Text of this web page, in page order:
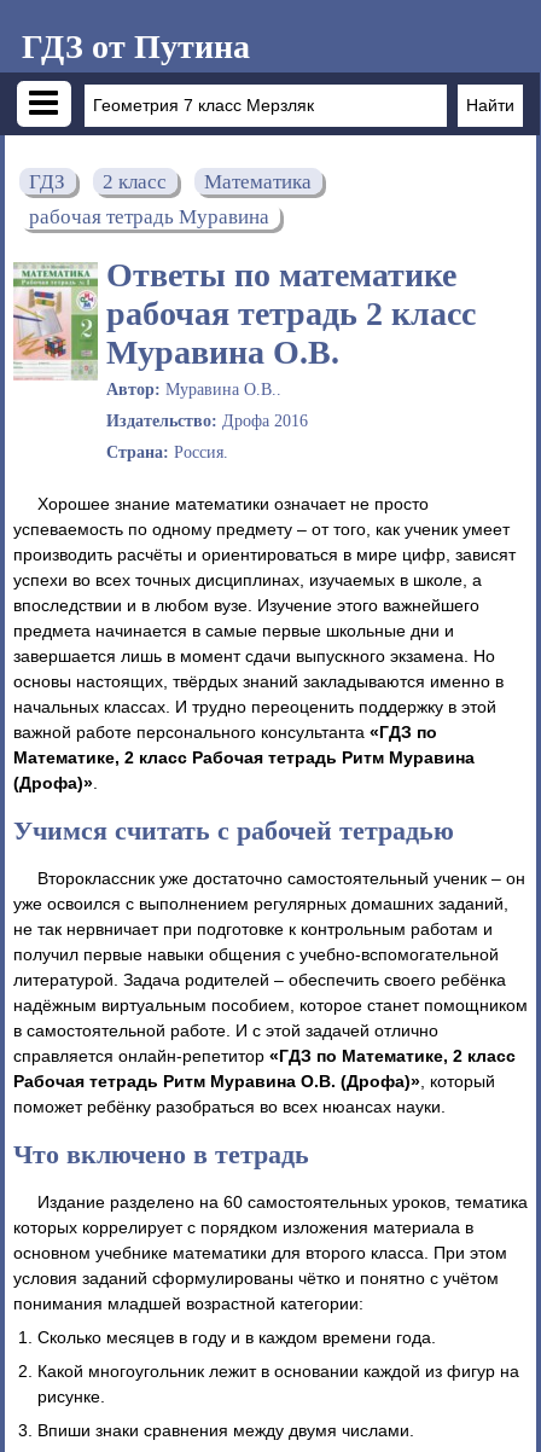
ГДЗ от Путина
ГДЗ 2 класс
Математика
рабочая тетрадь Муравина
Ответы по математике
рабочая тетрадь 2 класс
Муравина О.В.
Автор: Муравина О.В..
Издательство: Дрофа 2016
Страна: Россия.
Хорошее знание математики означает не просто
успеваемость по одному предмету – от того, как ученик умеет
производить расчёты и ориентироваться в мире цифр, зависят
успехи во всех точных дисциплинах, изучаемых в школе, а
впоследствии и в любом вузе. Изучение этого важнейшего
предмета начинается в самые первые школьные дни и
завершается лишь в момент сдачи выпускного экзамена. Но
основы настоящих, твёрдых знаний закладываются именно в
начальных классах. И трудно переоценить поддержку в этой
важной работе персонального консультанта «ГДЗ по
Математике, 2 класс Рабочая тетрадь Ритм Муравина
(Дрофа)»
Учимся считать с рабочей тетрадью
Второклассник уже достаточно самостоятельный ученик – он
уже освоился с выполнением регулярных домашних заданий,
не так нервничает при подготовке к контрольным работам и
получил первые навыки общения с учебно-вспомогательной
литературой. Задача родителей – обеспечить своего ребёнка
надёжным виртуальным пособием, которое станет помощником
в самостоятельной работе. И с этой задачей отлично
справляется онлайн-репетитор «ГДЗ по Математике, 2 класс
Рабочая тетрадь Ритм Муравина О.В. (Дрофа)» , который
поможет ребёнку разобраться во всех нюансах науки.
Что включено в тетрадь
Издание разделено на 60 самостоятельных уроков, тематика
которых коррелирует с порядком изложения материала в
основном учебнике математики для второго класса. При этом
условия заданий сформулированы чётко и понятно с учётом
понимания младшей возрастной категории:
Сколько месяцев в году и в каждом времени года.
Какой многоугольник лежит в основании каждой из фигур на
рисунке.
Впиши знаки сравнения между двумя числами.